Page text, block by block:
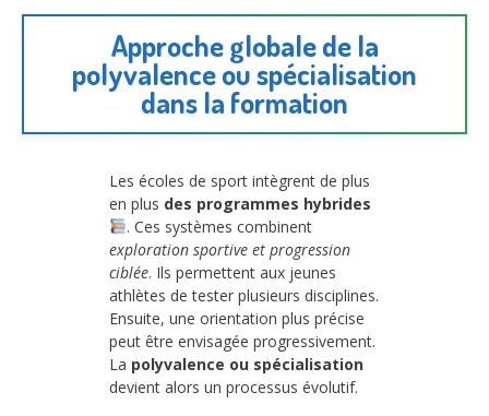
Approche globale de la
polyvalence ou spécialisation
dans la formation
Les écoles de sport intègrent de plus
en plus des programmes hybrides
. Ces systèmes combinent
exploration sportive et progression
ciblée. Ils permettent aux jeunes
athlètes de tester plusieurs disciplines.
Ensuite, une orientation plus précise
peut être envisagée progressivement.
La polyvalence ou spécialisation
devient alors un processus évolutif.